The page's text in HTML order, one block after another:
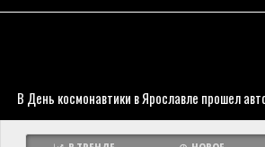
В День космонавтики в Ярославле прошел